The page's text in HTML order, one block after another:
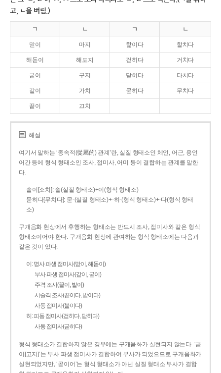
고, ㄴ을 버림.)
ㄱ ㄴ ㄱ ㄴ
맏이 마지 핥이다 할치다
해돋이 해도지 걷히다 거치다
굳이 구지 닫히다 다치다
같이 가치 묻히다 무치다
끝이 끄치
해설
여기서 말하는 ‘종속적(從屬的) 관계’란, 실질 형태소인 체언, 어근, 용언
어간 등에 형식 형태소인 조사, 접미사, 어미 등이 결합하는 관계를 말한
다.
솥이[소치]: 솥(실질 형태소)+이(형식 형태소)
묻히다[무치다]: 묻­-(실질 형태소)+­-히­-(형식 형태소)+-다(형식 형태
소)
구개음화 현상에서 후행하는 형태소는 반드시 조사, 접미사와 같은 형식
형태소이어야 한다. 구개음화 현상에 관여하는 형식 형태소에는 다음과
같은 것이 있다.
이: 명사 파생 접미사(맏이, 해돋이)
부사 파생 접미사(같이, 굳이)
주격 조사(끝이, 밭이)
서술격 조사(끝이다, 밭이다)
사동 접미사(붙이다)
히: 피동 접미사(걷히다, 닫히다)
사동 접미사(굳히다)
형식 형태소가 결합하지 않은 경우에는 구개음화가 실현되지 않는다. ‘곧
이[고지]’는 부사 파생 접미사가 결합하여 부사가 되었으므로 구개음화가
실현되었지만, ‘곧이어’는 형식 형태소가 아닌 실질 형태소 부사가 결합